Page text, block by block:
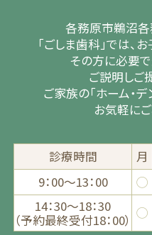
各務原市鵜沼各
「ごしま歯科」では、 お
その方に必要
ご説明しご
ご家族の「ホーム・デ
お気軽に
診療時間 月
9：00～13：00
◯
14：30～18：30
（予約最終受付18：00） ◯